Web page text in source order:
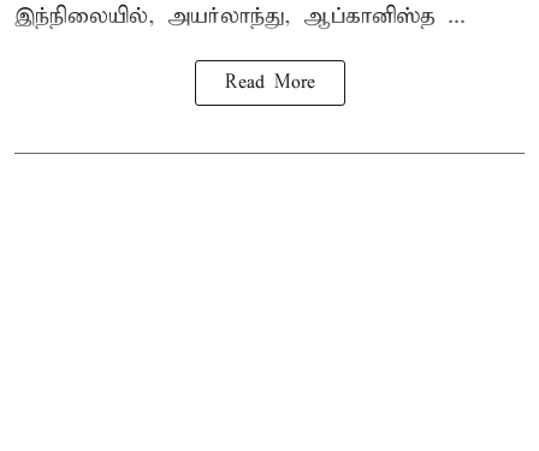
இந்நிலையில், அயர்லாந்து, ஆப்கானிஸ்த ...
Read More